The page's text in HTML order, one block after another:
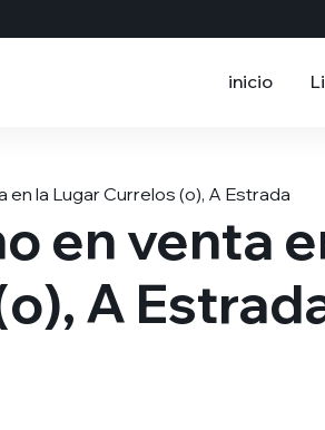
inicio
la Lugar Currelos (o), A Estrada
en venta
A